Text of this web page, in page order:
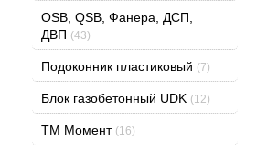
OSB, QSB, Фанера, ДСП,
ДВП (43)
Подоконник пластиковый (7)
Блок газобетонный UDK (12)
ТМ Момент (16)